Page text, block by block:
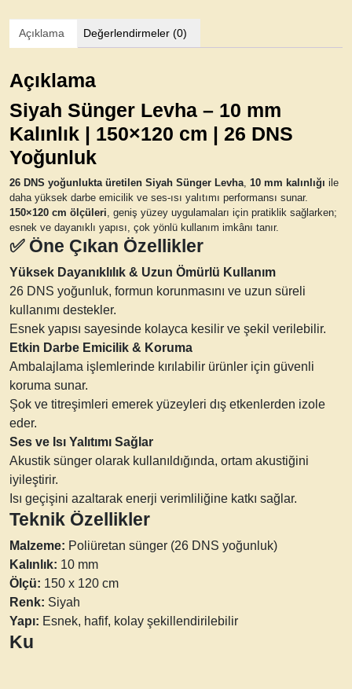
Açıklama Değerlendirmeler (0)
Açıklama
Siyah Sünger Levha – 10 mm
Kalınlık | 150×120 cm | 26 DNS
Yoğunluk
26 DNS yoğunlukta üretilen Siyah Sünger Levha 10 mm kalınlığı ile
daha yüksek darbe emicilik ve ses-ısı yalıtımı performansı sunar.
150×120 cm ölçüleri , geniş yüzey uygulamaları için pratiklik sağlarken;
esnek ve dayanıklı yapısı, çok yönlü kullanım imkânı tanır.
✅ Öne Çıkan Özellikler
Yüksek Dayanıklılık & Uzun Ömürlü Kullanım
26 DNS yoğunluk, formun korunmasını ve uzun süreli
kullanımı destekler.
Esnek yapısı sayesinde kolayca kesilir ve şekil verilebilir.
Etkin Darbe Emicilik & Koruma
Ambalajlama işlemlerinde kırılabilir ürünler için güvenli
koruma sunar.
Şok ve titreşimleri emerek yüzeyleri dış etkenlerden izole
eder.
Ses ve Isı Yalıtımı Sağlar
Akustik sünger olarak kullanıldığında, ortam akustiğini
iyileştirir.
Isı geçişini azaltarak enerji verimliliğine katkı sağlar.
Teknik Özellikler
Malzeme: Poliüretan sünger (26 DNS yoğunluk)
Kalınlık: 10 mm
Ölçü: 150 x 120 cm
Renk: Siyah
Yapı: Esnek, hafif, kolay şekillendirilebilir
Ku